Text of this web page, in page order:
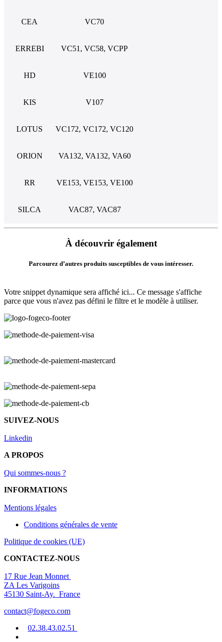
CEA VC70
ERREBI VC51, VC58, VCPP
HD VE100
KIS V107
LOTUS VC172, VC172, VC120
ORION VA132, VA132, VA60
RR VE153, VE153, VE100
SILCA VAC87, VAC87
À découvrir également
Parcourez d’autres produits susceptibles de vous intéresser.
Votre snippet dynamique sera affiché ici... Ce message s'affiche
parce que vous n'avez pas défini le filtre et le modèle à utiliser.
SUIVEZ-NOUS
Linkedin
A PROPOS
Qui sommes-nous ?
INFORMATIONS
Mentions légales
Conditions générales de vente
Politique de cookies (UE)
CONTACTEZ-NOUS
17 Rue Jean Monnet
ZA Les Varigoins
45130 Saint-Ay. France
contact@fogeco.com
02.38.43.02.51